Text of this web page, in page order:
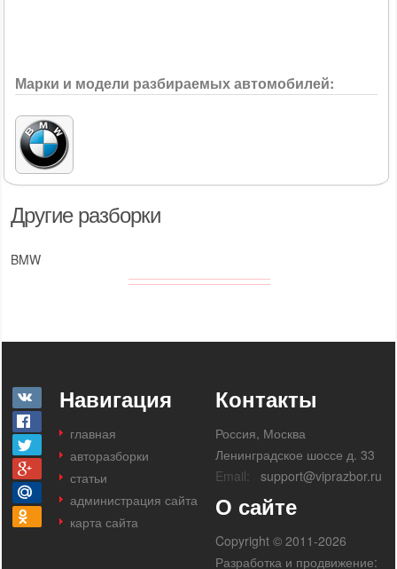
Другие разборки
BMW
Марки и модели разбираемых автомобилей:
Навигация
главная
авторазборки
статьи
администрация сайта
карта сайта
Контакты
Россия, Москва
Ленинградское шоссе д. 33
Email:
support@viprazbor.ru
О сайте
Copyright © 2011-2026
Разработка и продвижение: